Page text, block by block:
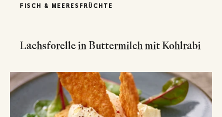
FISCH & MEERESFRÜCHTE
Lachsforelle in Buttermilch mit Kohlrabi